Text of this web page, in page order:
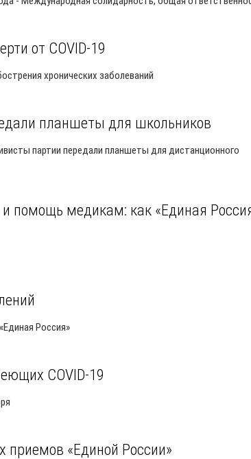
от COVID-19
хронических заболеваний
планшеты для школьников
партии передали планшеты для дистанционного
помощь медикам: как «Единая
Россия»
COVID-19
«Единой России»